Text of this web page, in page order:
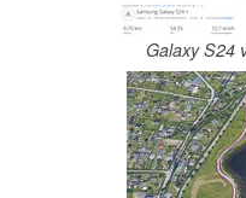
Galaxy S24